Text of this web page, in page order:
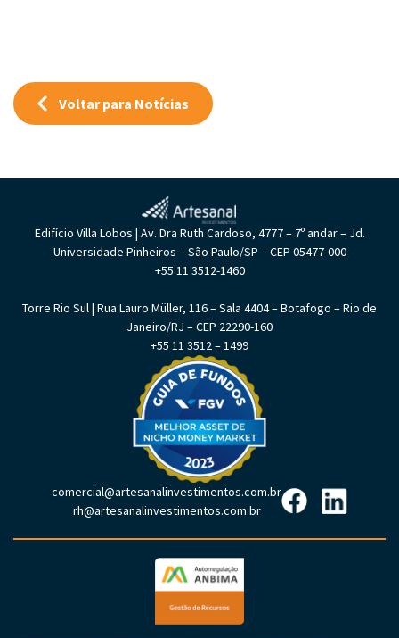
Voltar para Notícias
Edifício Villa Lobos | Av. Dra Ruth Cardoso, 4777 – 7º andar – Jd.
Universidade Pinheiros – São Paulo/SP – CEP 05477-000
+55 11 3512-1460
Torre Rio Sul | Rua Lauro Müller, 116 – Sala 4404 – Botafogo – Rio de
Janeiro/RJ – CEP 22290-160
+55 11 3512 – 1499
comercial@artesanalinvestimentos.com.br
rh@artesanalinvestimentos.com.br